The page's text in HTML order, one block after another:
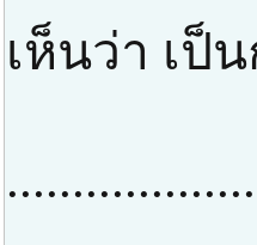
เห็นว่า เป็